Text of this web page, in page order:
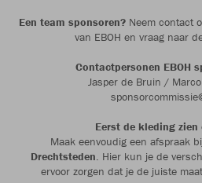
Een team sponsoren? Neem contact
van EBOH en vraag naar
Contactpersonen EBOH
Jasper de Bruin /
Eerst de kleding zien
Maak eenvoudig een afspraak
Drechtsteden. Hier kun je de
ervoor zorgen dat je de juiste